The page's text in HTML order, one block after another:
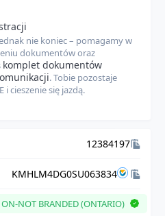
12384197
KMHLM4DG0SU063834
ON-NOT BRANDED (ONTARIO)
nie koniec – pomagamy w
dokumentów oraz
komplet dokumentów
. Tobie pozostaje
cieszenie się jazdą.